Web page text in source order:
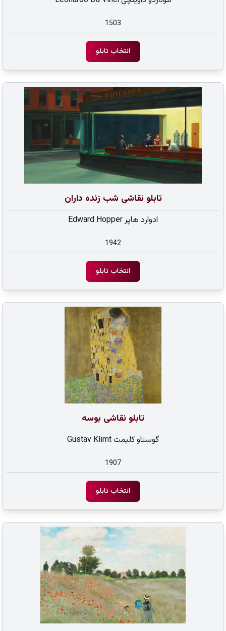
1503
انتخاب تابلو
تابلو نقاشی شب زنده داران
ادوارد هاپر Edward Hopper
1942
انتخاب تابلو
تابلو نقاشی بوسه
گوستاو کلیمت Gustav Klimt
1907
انتخاب تابلو